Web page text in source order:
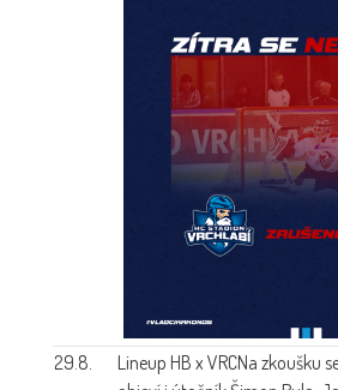
29.8. Lineup HB x VRCNa zkoušku